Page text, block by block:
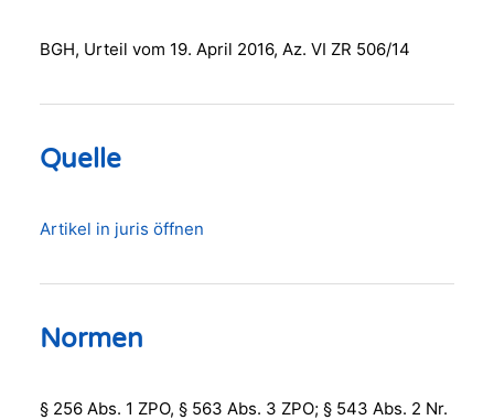
BGH, Urteil vom 19. April 2016, Az. VI ZR 506/14
Quelle
Artikel in juris öffnen
Normen
§ 256 Abs. 1 ZPO, § 563 Abs. 3 ZPO; § 543 Abs. 2 Nr.